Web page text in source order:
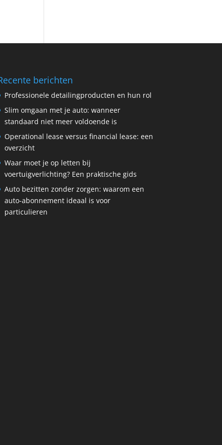
berichten
Professionele detailingproducten en hun rol
Slim omgaan met je auto: wanneer
standaard niet meer voldoende is
Operational lease versus financial lease: een
overzicht
Waar moet je op letten bij
voertuigverlichting? Een praktische gids
Auto bezitten zonder zorgen: waarom een
auto-abonnement ideaal is voor
particulieren